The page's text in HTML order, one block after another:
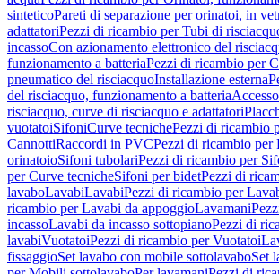
sinteticoPareti di separazione per orinatoi, in
adattatoriPezzi di ricambio per Tubi di
incassoCon azionamento elettronico del
funzionamento a batteriaPezzi di ricambio per
pneumatico del risciacquoInstallazione esterna
del risciacquo, funzionamento a batteria
risciacquo, curve di risciacquo e adattatori
vuotatoiSifoniCurve tecnichePezzi di ricambio
CannottiRaccordi in PVCPezzi di ricambio per
orinatoioSifoni tubolariPezzi di ricambio per
per Curve tecnicheSifoni per bidetPezzi di
lavaboLavabiLavabiPezzi di ricambio per
ricambio per Lavabi da appoggioLavamani
incassoLavabi da incasso sottopianoPezzi di
lavabiVuotatoiPezzi di ricambio per Vuotatoi
fissaggioSet lavabo con mobile sottolavaboSet